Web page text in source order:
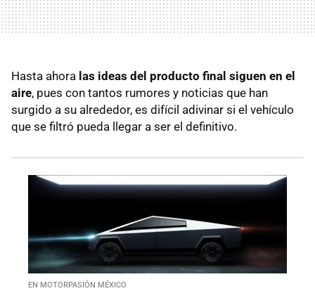
Hasta ahora las ideas del producto final siguen en el
aire, pues con tantos rumores y noticias que han
surgido a su alrededor, es difícil adivinar si el vehículo
que se filtró pueda llegar a ser el definitivo.
EN MOTORPASIÓN MÉXICO